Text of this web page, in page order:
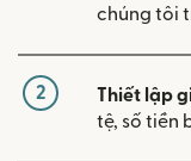
chúng tôi
2 Thiết lập
tệ, số tiền